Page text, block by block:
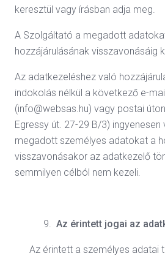
keresztül vagy írásban adja meg.
A Szolgáltató a megadott
hozzájárulásának visszavonásáig
Az adatkezeléshez való
indokolás nélkül a következő e-
(info@websas.hu) vagy postai
Egressy út. 27-29 B/3) ingyenesen
megadott személyes adatokat a
visszavonásakor az adatkezelő
semmilyen célból nem kezeli.
Az érintett jogai az
Az érintett a személyes adatai